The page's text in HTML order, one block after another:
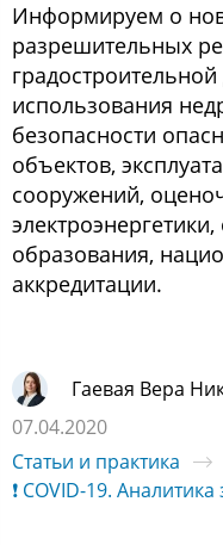
Информируем о
разрешительных
градостроительной
использования
безопасности
объектов,
сооружений,
образования,
аккредитации.
Гаевая Вера
07.04.2020
Статьи и практика
❗ COVID-19.